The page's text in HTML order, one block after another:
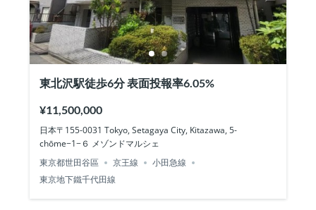
東北沢駅徒歩6分 表面投報率6.05%
¥11,500,000
日本〒155-0031 Tokyo, Setagaya City, Kitazawa, 5-
chōme−1−６ メゾンドマルシェ
東京都世田谷區
京王線
小田急線
東京地下鐵千代田線